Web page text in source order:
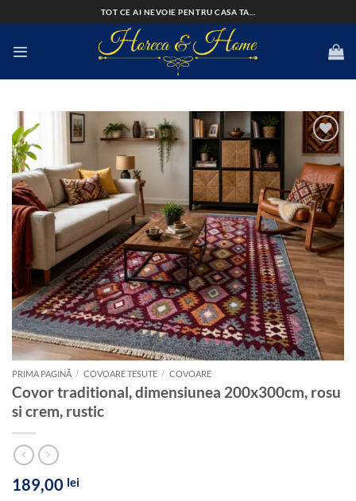
to
TOT CE AI NEVOIE PENTRU CASA TA...
Add to
wishlist
PRIMA PAGINĂ / COVOARE TESUTE / COVOARE
Covor traditional, dimensiunea 200x300cm, rosu
si crem, rustic
189,00 lei